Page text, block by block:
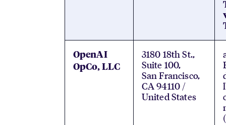
OpenAI
OpCo, LLC
3180 18th St.,
Suite 100,
San Francisco,
CA 94110 /
United States